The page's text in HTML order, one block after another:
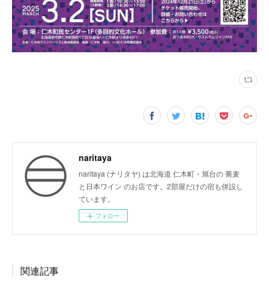
naritaya
naritaya (ナリタヤ) は北海道 仁木町・旭台の 蕎麦
と日本ワイン のお店です。2部屋だけの宿も併設し
ています。
フォロー
関連記事